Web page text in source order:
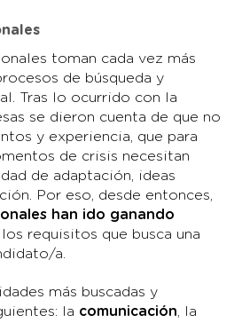
toman cada vez más
de búsqueda y
Tras lo ocurrido con la
se dieron cuenta de que no
y experiencia, que para
de crisis necesitan
de adaptación, ideas
Por eso, desde entonces,
han ido ganando
requisitos que busca una
a.
más buscadas y
la comunicación , la